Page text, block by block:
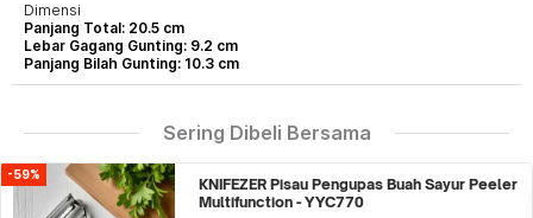
Dimensi
Panjang Total: 20.5 cm
Lebar Gagang Gunting: 9.2 cm
Panjang Bilah Gunting: 10.3 cm
Sering Dibeli Bersama
-59%
KNIFEZER Pisau Pengupas Buah Sayur Peeler
Multifunction - YYC770